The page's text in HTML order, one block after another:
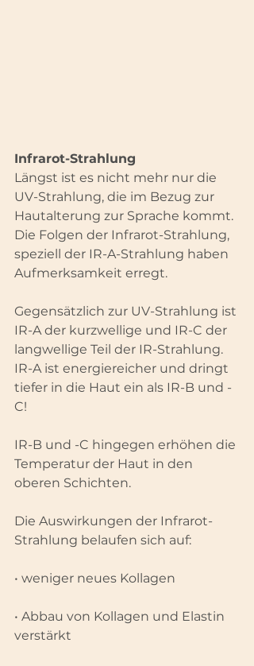
Infrarot-Strahlung
Längst ist es nicht mehr nur die
UV-Strahlung, die im Bezug zur
Hautalterung zur Sprache kommt.
Die Folgen der Infrarot-Strahlung,
speziell der IR-A-Strahlung haben
Aufmerksamkeit erregt.
Gegensätzlich zur UV-Strahlung ist
IR-A der kurzwellige und IR-C der
langwellige Teil der IR-Strahlung.
IR-A ist energiereicher und dringt
tiefer in die Haut ein als IR-B und -
C!
IR-B und -C hingegen erhöhen die
Temperatur der Haut in den
oberen Schichten.
Die Auswirkungen der Infrarot-
Strahlung belaufen sich auf:
• weniger neues Kollagen
• Abbau von Kollagen und Elastin
verstärkt